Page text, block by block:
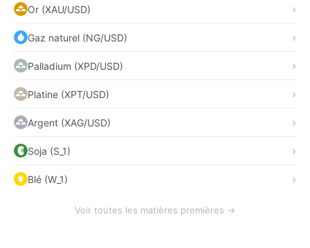
Or (XAU/USD)
Gaz naturel (NG/USD)
Palladium (XPD/USD)
Platine (XPT/USD)
Argent (XAG/USD)
Soja (S_1)
Blé (W_1)
Voir toutes les matières premières →